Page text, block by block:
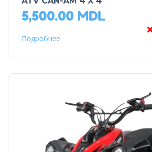
5,500.00 MDL
Подробнее